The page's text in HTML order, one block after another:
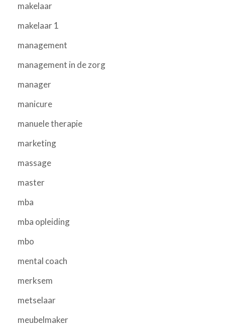
makelaar
makelaar 1
management
management in de zorg
manager
manicure
manuele therapie
marketing
massage
master
mba
mba opleiding
mbo
mental coach
merksem
metselaar
meubelmaker